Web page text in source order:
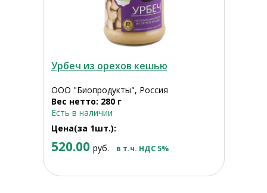
Урбеч из орехов кешью
ООО "Биопродукты", Россия
Вес нетто: 280 г
Есть в наличии
Цена(за 1шт.):
520.00 руб. в т.ч. НДС 5%